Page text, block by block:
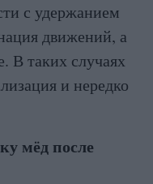
с удержанием
движений, а
В таких случаях
и нередко
мёд после